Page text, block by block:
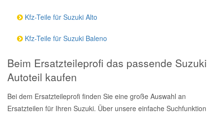
Kfz-Teile für Suzuki Alto
Kfz-Teile für Suzuki Baleno
Beim Ersatzteileprofi das passende Suzuki
Autoteil kaufen
Bei dem Ersatzteileprofi finden Sie eine große Auswahl an
Ersatzteilen für Ihren Suzuki. Über unsere einfache Suchfunktion